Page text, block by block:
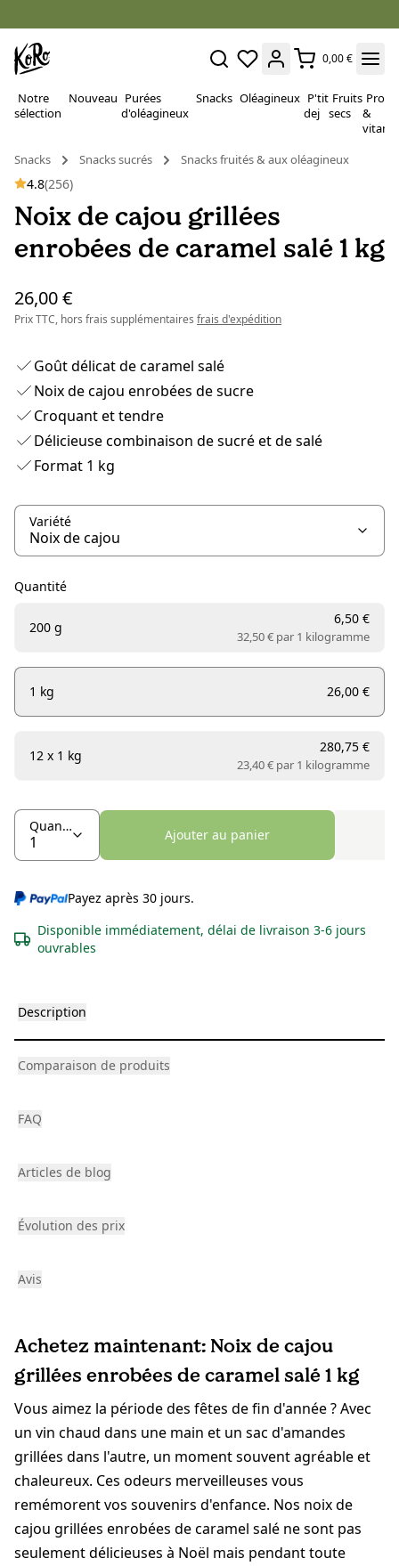
0,00 €
Notre
sélection
Nouveau Purées
d'oléagineux
Snacks Oléagineux P'tit
dej
Fruits
secs
&
Snacks
Snacks sucrés Snacks fruités & aux oléagineux
4.8(256)
Noix de cajou grillées
enrobées de caramel salé 1 kg
26,00 €
Prix TTC, hors frais supplémentaires frais d'expédition
Goût délicat de caramel salé
Noix de cajou enrobées de sucre
Croquant et tendre
Délicieuse combinaison de sucré et de salé
Format 1 kg
Variété
Quantité
200 g
6,50 €
32,50 € par 1 kilogramme
1 kg 26,00 €
12 x 1 kg
280,75 €
23,40 € par 1 kilogramme
Quantité
Ajouter au panier
Payez après 30 jours.
Disponible immédiatement, délai de livraison 3-6 jours
ouvrables
Description
Comparaison de produits
FAQ
Articles de blog
Évolution des prix
Avis
Achetez maintenant: Noix de cajou
grillées enrobées de caramel salé 1 kg
Vous aimez la période des fêtes de fin d'année ? Avec
un vin chaud dans une main et un sac d'amandes
grillées dans l'autre, un moment souvent agréable et
chaleureux. Ces odeurs merveilleuses vous
remémorent vos souvenirs d'enfance. Nos noix de
cajou grillées enrobées de caramel salé ne sont pas
seulement délicieuses à Noël mais pendant toute